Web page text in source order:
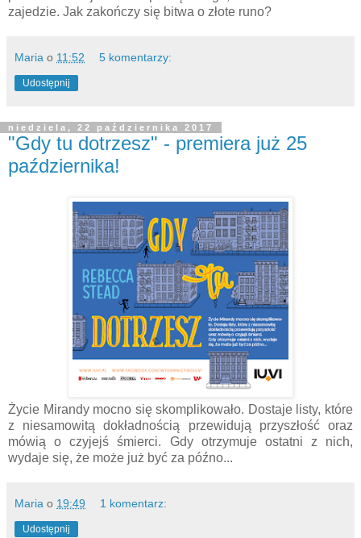
zajedzie. Jak zakończy się bitwa o złote runo?
Maria o 11:52 5 komentarzy:
Udostępnij
niedziela, 22 października 2017
"Gdy tu dotrzesz" - premiera już 25
października!
Życie Mirandy mocno się skomplikowało. Dostaje listy, które
z niesamowitą dokładnością przewidują przyszłość oraz
mówią o czyjejś śmierci. Gdy otrzymuje ostatni z nich,
wydaje się, że może już być za późno...
Maria o 19:49 1 komentarz:
Udostępnij